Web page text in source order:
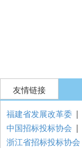
友情链接
福建省发展改革委 |
中国招标投标协会 |
浙江省招标投标协会